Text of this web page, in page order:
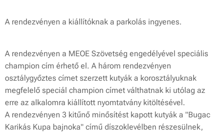
A rendezvényen a kiállítóknak a parkolás ingyenes.
A rendezvényen a MEOE Szövetség engedélyével speciális
champion cím érhető el. A három rendezvényen
osztálygyőztes címet szerzett kutyák a korosztályuknak
megfelelő speciál champion címet válthatnak ki utólag az
erre az alkalomra kiállított nyomtatvány kitöltésével.
A rendezvényen 3 kitűnő minősítést kapott kutyák a "Bugac
Karikás Kupa bajnoka" című díszoklevélben részesülnek,